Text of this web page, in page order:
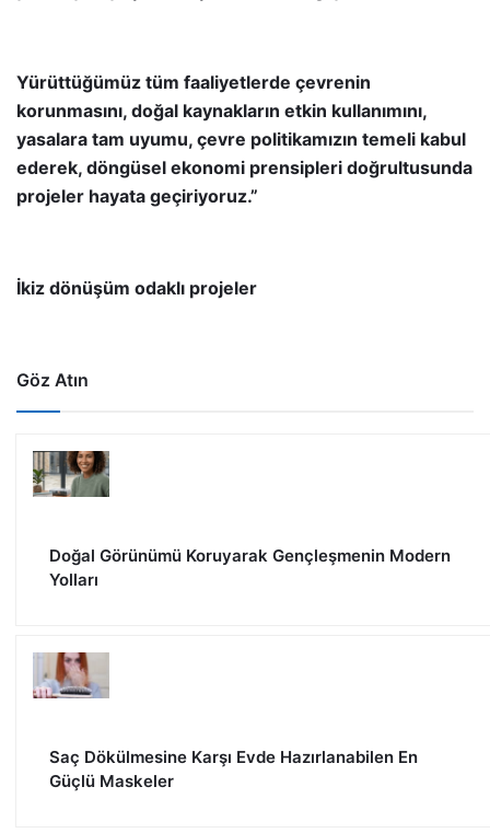
Yürüttüğümüz tüm faaliyetlerde çevrenin
korunmasını, doğal kaynakların etkin kullanımını,
yasalara tam uyumu, çevre politikamızın temeli kabul
ederek, döngüsel ekonomi prensipleri doğrultusunda
projeler hayata geçiriyoruz.”
İkiz dönüşüm odaklı projeler
Göz Atın
Doğal Görünümü Koruyarak Gençleşmenin Modern
Yolları
Saç Dökülmesine Karşı Evde Hazırlanabilen En
Güçlü Maskeler